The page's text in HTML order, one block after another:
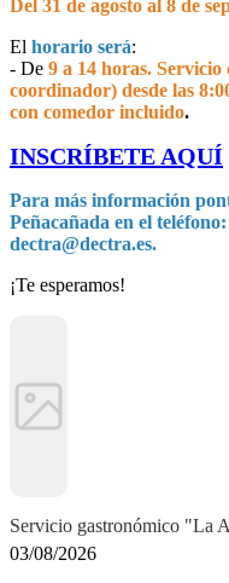
Del 31 de agosto al 8 de
El horario será:
- De 9 a 14 horas. Servicio
coordinador) desde las
con comedor incluido.
INSCRÍBETE AQUÍ
Para más información
Peñacañada en el
dectra@dectra.es.
¡Te esperamos!
Servicio gastronómico "La
03/08/2026